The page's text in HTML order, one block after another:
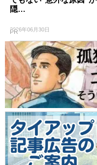
隠…
2026年06月30日
PR